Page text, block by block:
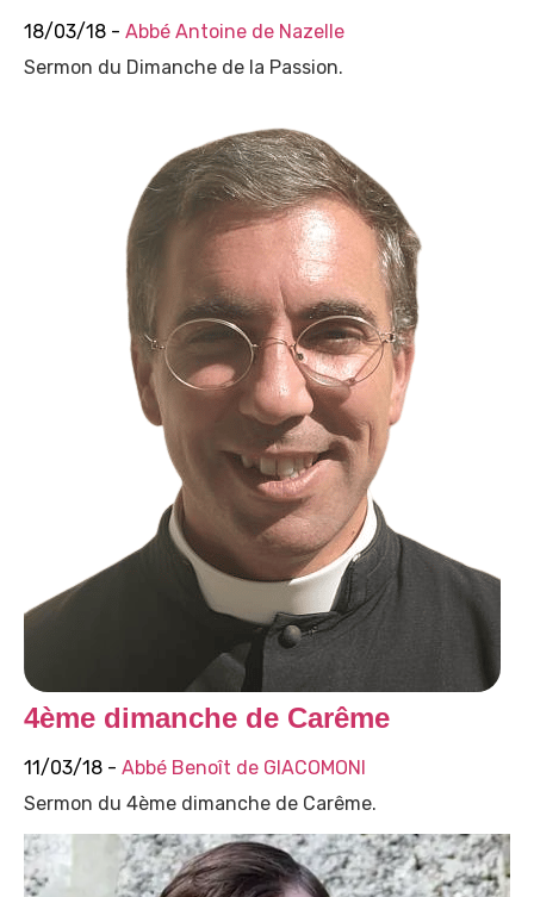
18/03/18 - Abbé Antoine de Nazelle
Sermon du Dimanche de la Passion.
4ème dimanche de Carême
11/03/18 - Abbé Benoît de GIACOMONI
Sermon du 4ème dimanche de Carême.